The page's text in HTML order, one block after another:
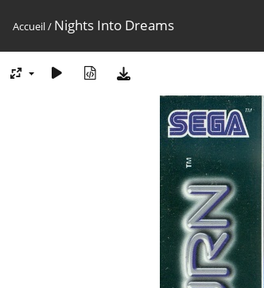
Accueil/ Nights Into Dreams